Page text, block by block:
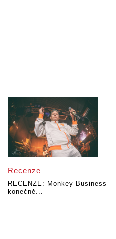
Recenze
RECENZE: Monkey Business
konečně...